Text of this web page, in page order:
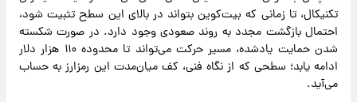
تکنیکال، تا زمانی که بیت‌کوین بتواند در بالای این سطح تثبیت شود،
احتمال بازگشت مجدد به روند صعودی وجود دارد. در صورت شکسته
شدن حمایت یادشده، مسیر حرکت می‌تواند تا محدوده ۱۱۰ هزار دلار
ادامه یابد؛ سطحی که از نگاه فنی، کف میان‌مدت این رمزارز به حساب
می‌آید.